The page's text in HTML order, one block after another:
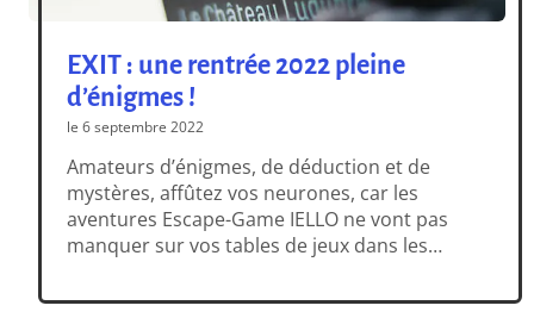
EXIT : une rentrée 2022 pleine
d’énigmes !
le 6 septembre 2022
Amateurs d’énigmes, de déduction et de
mystères, affûtez vos neurones, car les
aventures Escape-Game IELLO ne vont pas
manquer sur vos tables de jeux dans les
l’Avent : La Mystérieuse Grotte de Glace